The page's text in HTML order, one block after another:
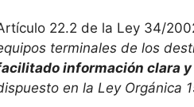
22.2 de la Ley 34/
terminales de los
información clara
en la Ley Orgánica